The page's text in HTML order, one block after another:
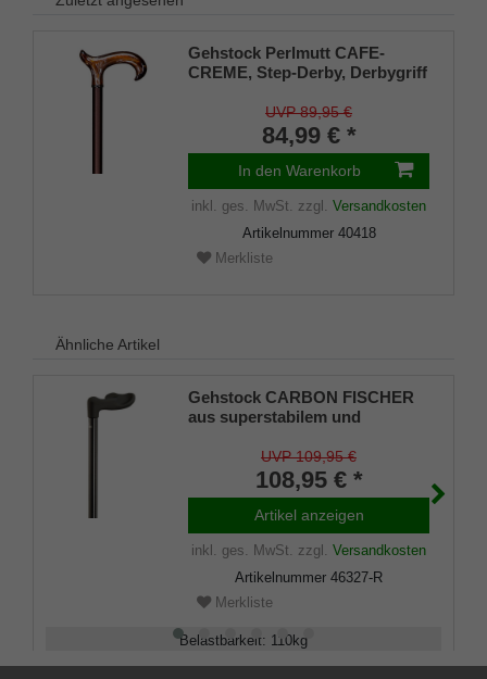
Gehstock Perlmutt CAFE-
CREME, Step-Derby, Derbygriff
Schmuckring, höhenverstellbar
dunkel bronciertes Aluminium,
Gummipuffer
UVP 89,95 €
84,99 € *
In den Warenkorb
inkl. ges. MwSt. zzgl. Versandkosten
Artikelnummer 40418
Merkliste
Ähnliche Artikel
Gehstock CARBON FISCHER
aus superstabilem und
Carbon(Kohlefaserverbundstof
f), anatomischer Fischer-Griff
mit samtiger Softgrip-
Oberfläche, höhenverstellbar,
inklusiv schlankem
Gummipuffer.
UVP 109,95 €
108,95 € *
Artikel anzeigen
inkl. ges. MwSt. zzgl. Versandkosten
Artikelnummer 46327-R
Merkliste
Belastbarkeit: 110kg